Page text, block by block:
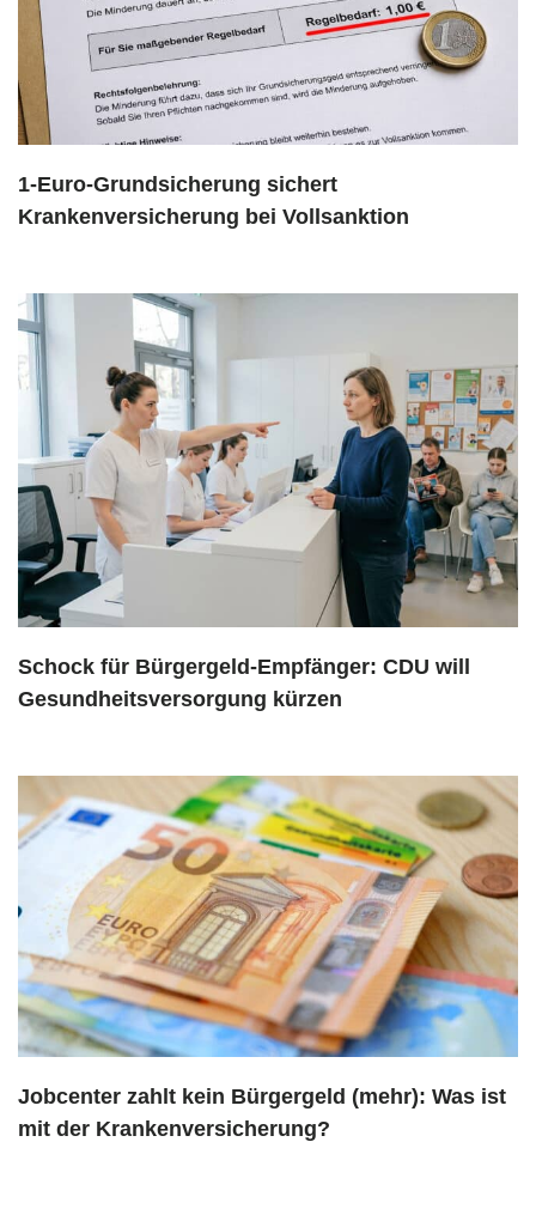
1-Euro-Grundsicherung sichert
Krankenversicherung bei Vollsanktion
Schock für Bürgergeld-Empfänger: CDU will
Gesundheitsversorgung kürzen
Jobcenter zahlt kein Bürgergeld (mehr): Was ist
mit der Krankenversicherung?